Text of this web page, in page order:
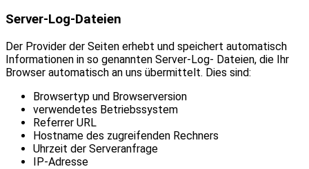
Server-Log-Dateien
Der Provider der Seiten erhebt und speichert automatisch
Informationen in so genannten Server-Log- Dateien, die Ihr
Browser automatisch an uns übermittelt. Dies sind:
Browsertyp und Browserversion
verwendetes Betriebssystem
Referrer URL
Hostname des zugreifenden Rechners
Uhrzeit der Serveranfrage
IP-Adresse